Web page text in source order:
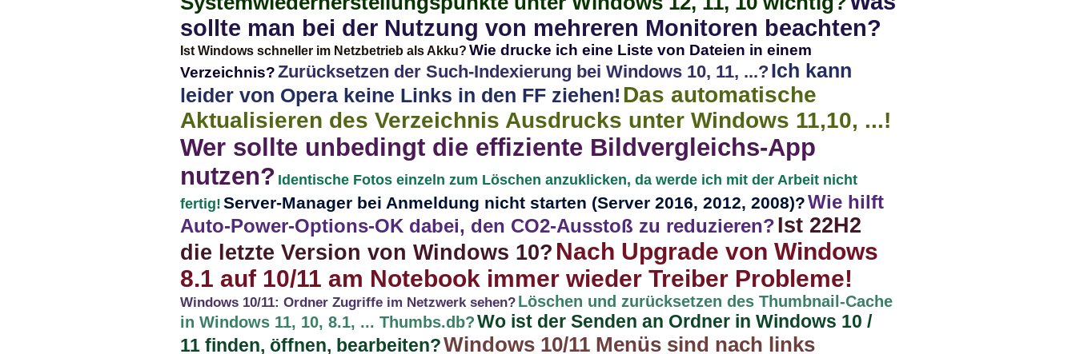
sollte man bei der Nutzung von mehreren Monitoren beachten?
Ist Windows schneller im Netzbetrieb als Akku? Wie drucke ich eine Liste von Dateien in einem
Verzeichnis?Zurücksetzen der Such-Indexierung bei Windows 10, 11, ...? Ich kann
leider von Opera keine Links in den FF ziehen! Das automatische
Aktualisieren des Verzeichnis Ausdrucks unter Windows 11,10, ...!
Wer sollte unbedingt die effiziente Bildvergleichs-App
nutzen? Identische Fotos einzeln zum Löschen anzuklicken, da werde ich mit der Arbeit nicht
fertig! Server-Manager bei Anmeldung nicht starten (Server 2016, 2012, 2008)?Wie hilft
Auto-Power-Options-OK dabei, den CO2-Ausstoß zu reduzieren?Ist 22H2
die letzte Version von Windows 10? Nach Upgrade von Windows
8.1 auf 10/11 am Notebook immer wieder Treiber Probleme!
Windows 10/11: Ordner Zugriffe im Netzwerk sehen? Löschen und zurücksetzen des Thumbnail-Cache
in Windows 11, 10, 8.1, ... Thumbs.db?Wo ist der Senden an Ordner in Windows 10 /
11 finden, öffnen, bearbeiten?Windows 10/11 Menüs sind nach links